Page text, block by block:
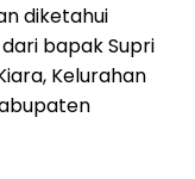
diketahui
bapak Supri
Kelurahan